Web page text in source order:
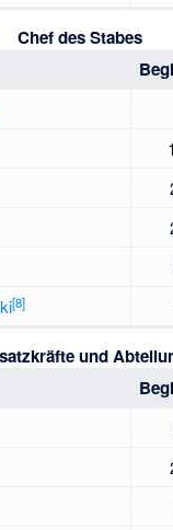
Chef des Stabes
[8]
und